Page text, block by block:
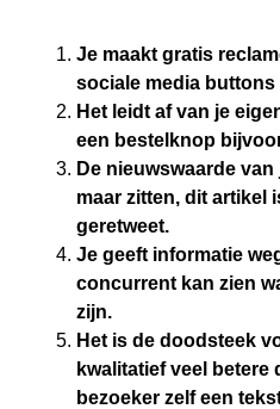
Je maakt gratis
sociale media buttons
Het leidt af van je
een bestelknop
De nieuwswaarde
maar zitten, dit artikel
geretweet.
Je geeft informatie
concurrent kan zien
zijn.
Het is de doodsteek
kwalitatief veel betere
bezoeker zelf een